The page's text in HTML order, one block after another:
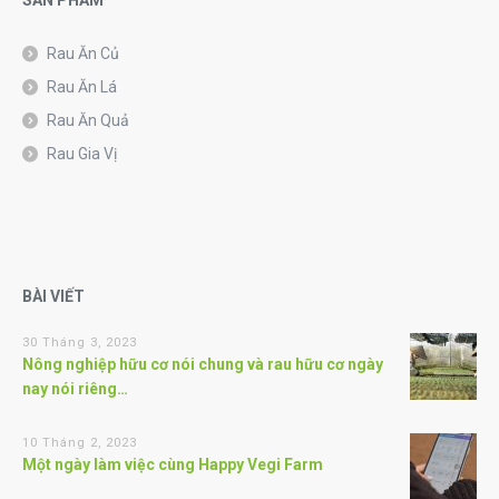
Rau Ăn Củ
Rau Ăn Lá
Rau Ăn Quả
Rau Gia Vị
BÀI VIẾT
30 Tháng 3, 2023
Nông nghiệp hữu cơ nói chung và rau hữu cơ ngày
nay nói riêng…
10 Tháng 2, 2023
Một ngày làm việc cùng Happy Vegi Farm